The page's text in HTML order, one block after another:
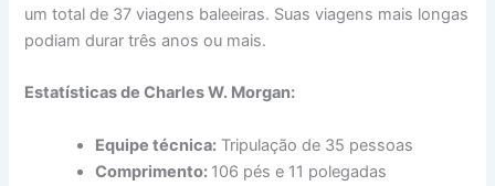
um total de 37 viagens baleeiras. Suas viagens mais longas
podiam durar três anos ou mais.
Estatísticas de Charles W. Morgan:
Equipe técnica: Tripulação de 35 pessoas
Comprimento: 106 pés e 11 polegadas